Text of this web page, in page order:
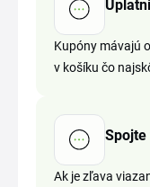
Kupóny mávajú
v košíku čo
Ak je zľava